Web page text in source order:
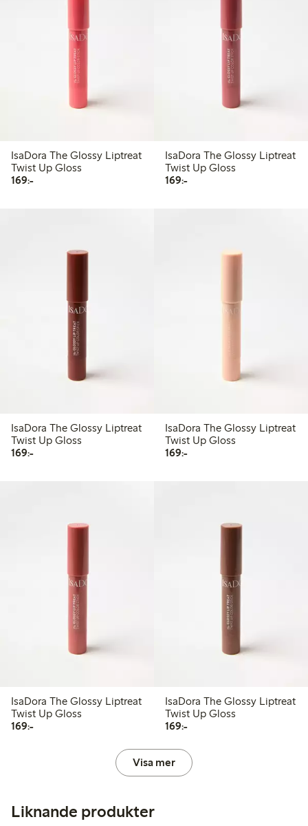
IsaDora The Glossy Liptreat
Twist Up Gloss
169:-169,00 kr
IsaDora The Glossy Liptreat
Twist Up Gloss
169:-169,00 kr
IsaDora The Glossy Liptreat
Twist Up Gloss
169:-169,00 kr
IsaDora The Glossy Liptreat
Twist Up Gloss
169:-169,00 kr
IsaDora The Glossy Liptreat
Twist Up Gloss
169:-169,00 kr
IsaDora The Glossy Liptreat
Twist Up Gloss
169:-169,00 kr
Visa mer
Liknande produkter